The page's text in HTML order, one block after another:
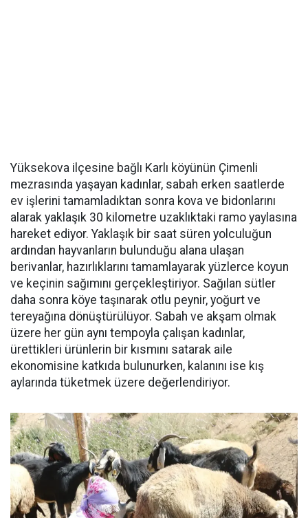
Yüksekova ilçesine bağlı Karlı köyünün Çimenli
mezrasında yaşayan kadınlar, sabah erken saatlerde
ev işlerini tamamladıktan sonra kova ve bidonlarını
alarak yaklaşık 30 kilometre uzaklıktaki ramo yaylasına
hareket ediyor. Yaklaşık bir saat süren yolculuğun
ardından hayvanların bulunduğu alana ulaşan
berivanlar, hazırlıklarını tamamlayarak yüzlerce koyun
ve keçinin sağımını gerçekleştiriyor. Sağılan sütler
daha sonra köye taşınarak otlu peynir, yoğurt ve
tereyağına dönüştürülüyor. Sabah ve akşam olmak
üzere her gün aynı tempoyla çalışan kadınlar,
ürettikleri ürünlerin bir kısmını satarak aile
ekonomisine katkıda bulunurken, kalanını ise kış
aylarında tüketmek üzere değerlendiriyor.